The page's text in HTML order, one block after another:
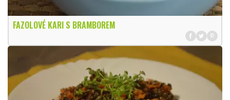
FAZOLOVÉ KARI S BRAMBOREM